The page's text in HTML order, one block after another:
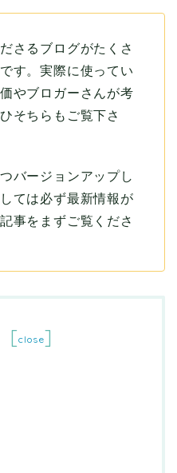
さるブログがたくさ
す。実際に使ってい
やブロガーさんが考
そちらもご覧下さ
バージョンアップし
ては必ず最新情報が
事をまずご覧くださ
[close]